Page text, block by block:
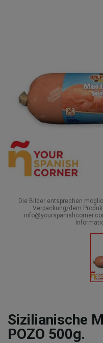
Die Bilder entsprechen
Verpackung/dem
Sizilianische
POZO 500g.